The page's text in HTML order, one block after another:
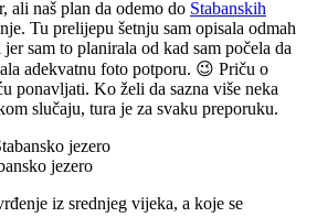
ali naš plan da odemo do Stabanskih
Tu prelijepu šetnju sam opisala odmah
sam to planirala od kad sam počela da
adekvatnu foto potporu. 😉 Priču o
ponavljati. Ko želi da sazna više neka
slučaju, tura je za svaku preporuku.
jezero
iz srednjeg vijeka, a koje se